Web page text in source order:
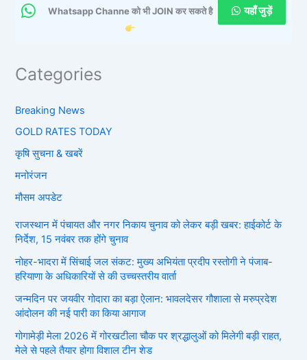
Whatsapp Channe को भी JOIN कर सकते है
यहाँ जुड़ें
Categories
Breaking News
GOLD RATES TODAY
कृषि सुचना & खबरें
मनोरंजन
मौसम अपडेट
राजस्थान में पंचायत और नगर निकाय चुनाव को लेकर बड़ी खबर: हाईकोर्ट के
निर्देश, 15 नवंबर तक होंगे चुनाव
नोहर-भादरा में सिंचाई जल संकट: मुख्य अभियंता प्रदीप रस्तोगी ने पंजाब-
हरियाणा के अधिकारियों से की उच्चस्तरीय वार्ता
जन्मदिन पर जयवीर गोदारा का बड़ा ऐलान: भावलदेसर गौशाला से मरुप्रदेश
आंदोलन की नई पारी का किया आगाज
गोगामेड़ी मेला 2026 में गोरखटीला चौक पर श्रद्धालुओं को मिलेगी बड़ी राहत,
मेले से पहले तैयार होगा विशाल टीन शेड